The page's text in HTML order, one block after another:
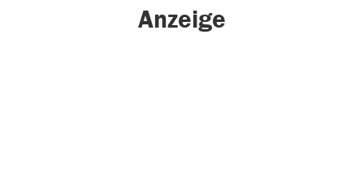
Anzeige